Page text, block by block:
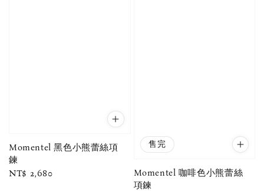
Momentel 黑色小熊蕾絲項
鍊
Regular
NT$ 2,680
售完
Momentel 咖啡色小熊蕾絲
項鍊